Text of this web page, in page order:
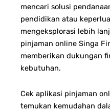
mencari solusi
pendidikan atau
mengeksplorasi lebih
pinjaman online Singa
memberikan dukungan
kebutuhan.
Cek aplikasi pinjaman
temukan kemudahan